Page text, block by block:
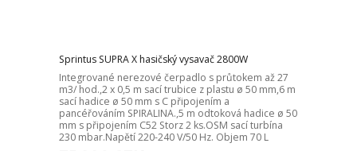
Sprintus SUPRA X hasičský vysavač 2800W
Integrované nerezové čerpadlo s průtokem až 27
m3/ hod.,2 x 0,5 m sací trubice z plastu ø 50 mm,6 m
sací hadice ø 50 mm s C připojením a
pancéřováním SPIRALINA.,5 m odtoková hadice ø 50
mm s připojením C52 Storz 2 ks.OSM sací turbína
230 mbar.Napětí 220-240 V/50 Hz. Objem 70 L